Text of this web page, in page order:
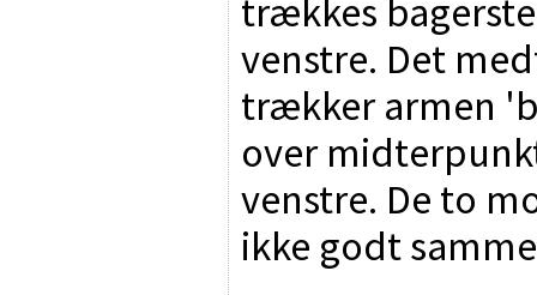
trækkes
venstre. Det
trækker armen
over
venstre. De to
ikke godt